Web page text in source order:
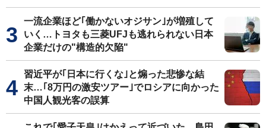
一流企業ほど｢働かないオジサン｣が増殖して
いく…トヨタも三菱UFJも逃れられない日本
企業だけの"構造的欠陥"
習近平が｢日本に行くな｣と煽った悲惨な結
末…｢8万円の激安ツアー｣でロシアに向かった
中国人観光客の誤算